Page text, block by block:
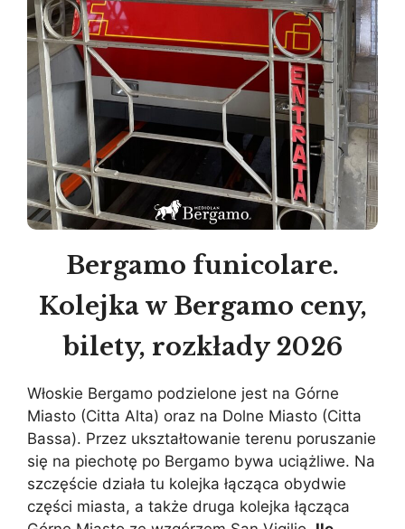
Bergamo funicolare.
Kolejka w Bergamo ceny,
bilety, rozkłady 2026
Włoskie Bergamo podzielone jest na Górne
Miasto (Citta Alta) oraz na Dolne Miasto (Citta
Bassa). Przez ukształtowanie terenu poruszanie
się na piechotę po Bergamo bywa uciążliwe. Na
szczęście działa tu kolejka łącząca obydwie
części miasta, a także druga kolejka łącząca